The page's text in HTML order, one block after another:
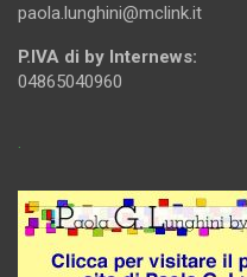
paola.lunghini@mclink.it
P.IVA di by Internews:
04865040960
.